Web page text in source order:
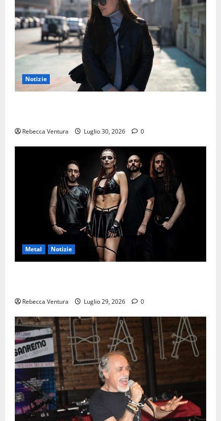
Notizie
Rebecca Ventura Luglio 30, 2026 0
Metal Notizie
Rebecca Ventura Luglio 29, 2026 0